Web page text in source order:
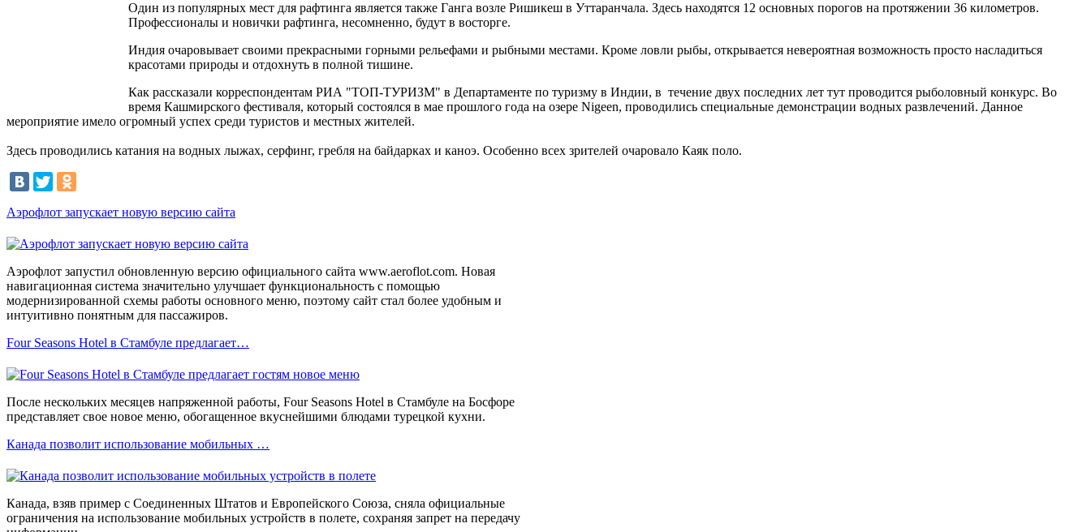
Один из популярных мест для рафтинга является также Ганга возле Ришикеш в Уттаранчала. Здесь находятся 12 основных порогов на протяжении 36 километров.
Профессионалы и новички рафтинга, несомненно, будут в восторге.
Индия очаровывает своими прекрасными горными рельефами и рыбными местами. Кроме ловли рыбы, открывается невероятная возможность просто насладиться
красотами природы и отдохнуть в полной тишине.
Как рассказали корреспондентам РИА "ТОП-ТУРИЗМ" в Департаменте по туризму в Индии, в течение двух последних лет тут проводится рыболовный конкурс. Во
время Кашмирского фестиваля, который состоялся в мае прошлого года на озере Nigeen, проводились специальные демонстрации водных развлечений. Данное
мероприятие имело огромный успех среди туристов и местных жителей.
Здесь проводились катания на водных лыжах, серфинг, гребля на байдарках и каноэ. Особенно всех зрителей очаровало Каяк поло.
Аэрофлот запускает новую версию сайта
Аэрофлот запустил обновленную версию официального сайта www.aeroflot.com. Новая
навигационная система значительно улучшает функциональность с помощью
модернизированной схемы работы основного меню, поэтому сайт стал более удобным и
интуитивно понятным для пассажиров.
Four Seasons Hotel в Стамбуле предлагает…
После нескольких месяцев напряженной работы, Four Seasons Hotel в Стамбуле на Босфоре
представляет свое новое меню, обогащенное вкуснейшими блюдами турецкой кухни.
Канада позволит использование мобильных …
Канада, взяв пример с Соединенных Штатов и Европейского Союза, сняла официальные
ограничения на использование мобильных устройств в полете, сохраняя запрет на передачу